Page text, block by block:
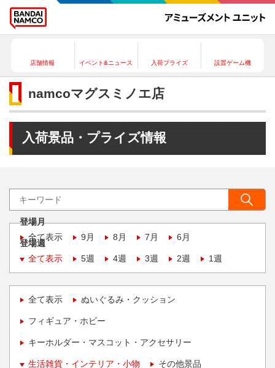
店舗情報 イベント&ニュース 入荷プライズ 設置ゲーム機
namcoマグスミノエ店
入荷景品・プライズ情報
登場月
全て表示
9月 8月 7月 6月
登場週
全て表示
5週 4週 3週 2週 1週
全て表示 ぬいぐるみ・クッション
フィギュア・ホビー
キーホルダー・マスコット・アクセサリー
生活雑貨・インテリア・小物 その他景品